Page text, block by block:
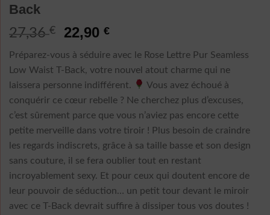
Back
27,36€
Le
initial
était :
27,36 €.
22,90€Le
actuel
est :
22,90 €.
Préparez-vous à séduire avec le Rose Lettre Pur Seamless
Low Waist T-Back, votre nouvel atout charme qui ne
laissera personne indifférent.
Vous avez échoué à
conquérir ce cœur rebelle ? Ne cherchez plus d’excuses,
c’est sûrement parce que vous n’aviez pas encore cette
petite merveille dans votre tiroir ! Plus besoin de craindre
les regards indiscrets, grâce à sa taille basse et son design
sans couture, il se fera oublier tout en restant
incroyablement sexy. Et pour ceux qui doutent encore de
leur pouvoir de séduction… un petit tour devant le miroir
avec ce T-Back devrait suffire à dissiper tous vos doutes !